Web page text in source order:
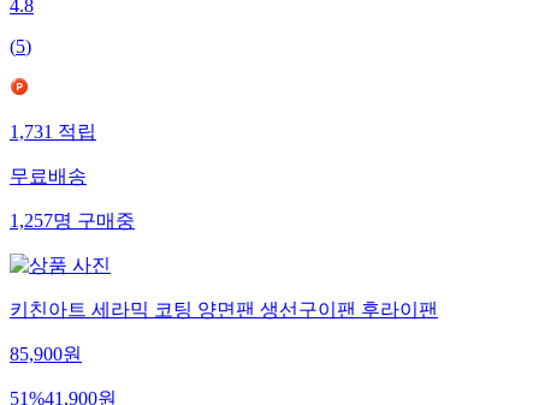
4.8
(5)
1,731적립
무료배송
1,257명구매중
키친아트 세라믹 코팅 양면팬 생선구이팬 후라이팬
85,900원